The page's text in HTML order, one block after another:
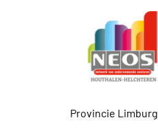
Provincie Limburg